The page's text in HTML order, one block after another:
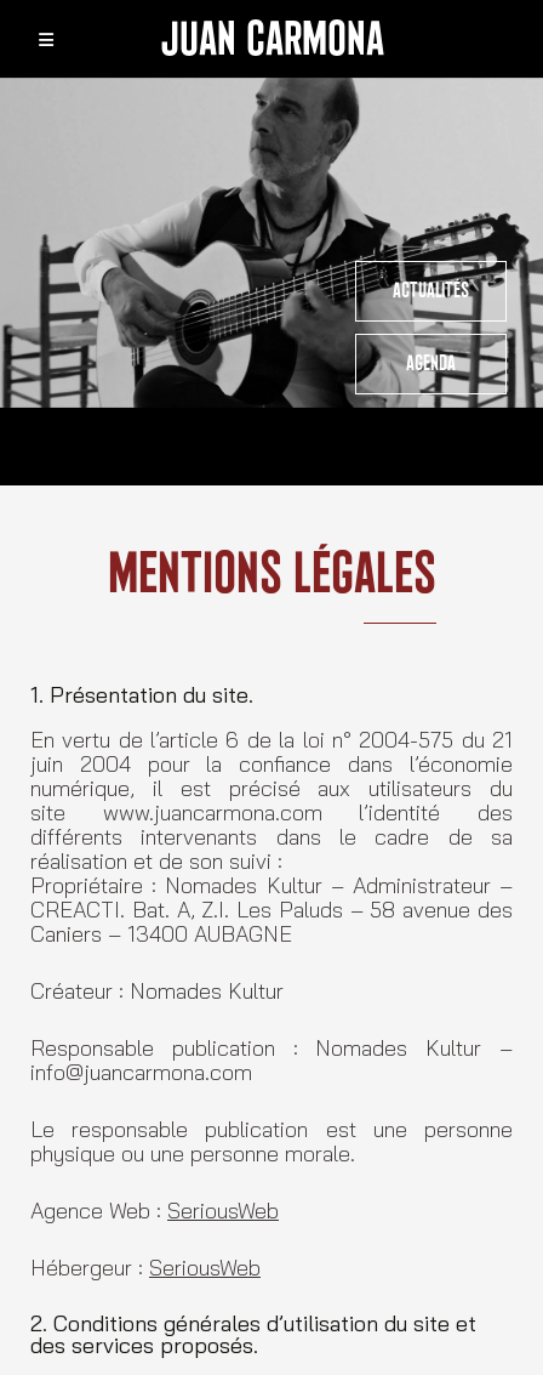
JUAN CARMONA
Mentions Légales
ACTUALITÉS
AGENDA
1. Présentation du site.
En vertu de l’article 6 de la loi n° 2004-575 du 21
juin 2004 pour la confiance dans l’économie
numérique, il est précisé aux utilisateurs du
site www.juancarmona.com l’identité des
différents intervenants dans le cadre de sa
réalisation et de son suivi :
Propriétaire : Nomades Kultur – Administrateur –
CREACTI. Bat. A, Z.I. Les Paluds – 58 avenue des
Caniers – 13400 AUBAGNE
Créateur : Nomades Kultur
Responsable publication : Nomades Kultur –
info@juancarmona.com
Le responsable publication est une personne
physique ou une personne morale.
Agence Web : SeriousWeb
Hébergeur : SeriousWeb
2. Conditions générales d’utilisation du site et
des services proposés.